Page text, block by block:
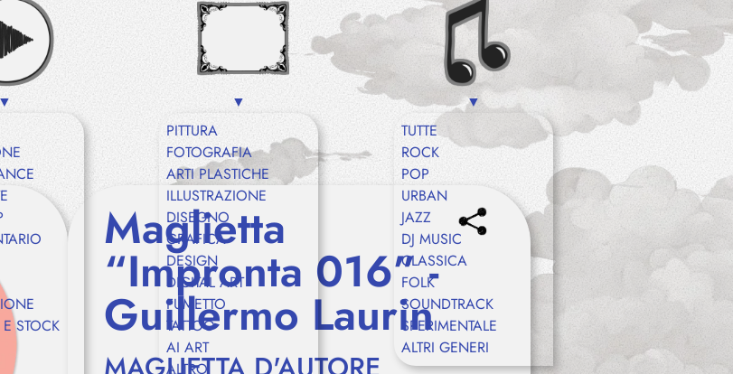
STOCK
PITTURA
FOTOGRAFIA
ARTI PLASTICHE
ILLUSTRAZIONE
DISEGNO
GRAFICA
DESIGN
DIGITAL ART
FUMETTO
TATTOO
AI ART
ALTRO
TUTTE
ROCK
POP
URBAN
JAZZ
DJ MUSIC
CLASSICA
FOLK
SOUNDTRACK
SPERIMENTALE
ALTRI GENERI
Maglietta
“Impronta 016” -
Guillermo Laurin